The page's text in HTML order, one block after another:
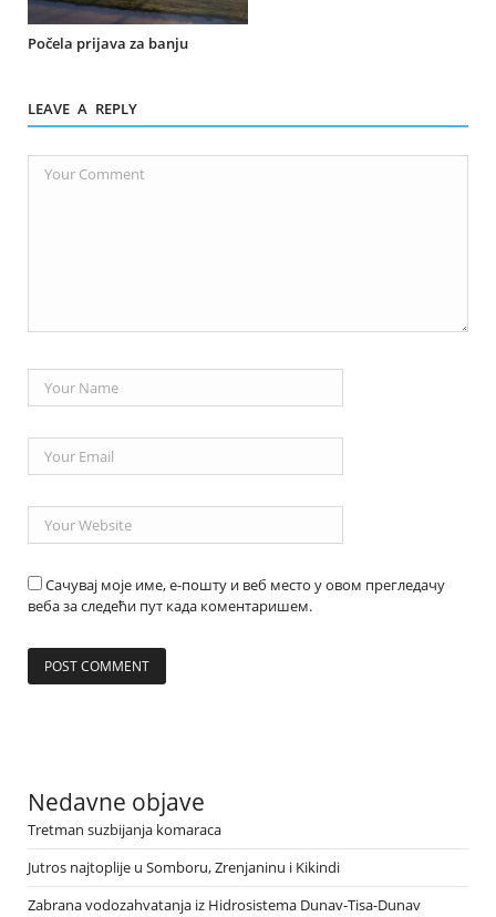
Počela prijava za banju
LEAVE A REPLY
Сачувај моје име, е-пошту и веб место у овом прегледачу
веба за следећи пут када коментаришем.
Nedavne objave
Tretman suzbijanja komaraca
Jutros najtoplije u Somboru, Zrenjaninu i Kikindi
Zabrana vodozahvatanja iz Hidrosistema Dunav-Tisa-Dunav